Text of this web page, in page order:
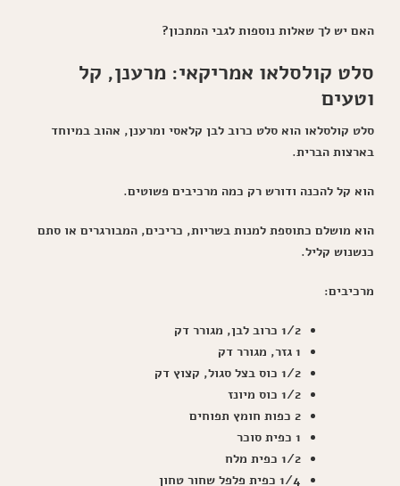
האם יש לך שאלות נוספות לגבי המתכון?
סלט קולסלאו אמריקאי: מרענן, קל
וטעים
סלט קולסלאו הוא סלט כרוב לבן קלאסי ומרענן, אהוב במיוחד
בארצות הברית.
הוא קל להכנה ודורש רק כמה מרכיבים פשוטים.
הוא מושלם כתוספת למנות בשריות, כריכים, המבורגרים או סתם
כנשנוש קליל.
מרכיבים:
1/2 כרוב לבן, מגורר דק
1 גזר, מגורר דק
1/2 כוס בצל סגול, קצוץ דק
1/2 כוס מיונז
2 כפות חומץ תפוחים
1 כפית סוכר
1/2 כפית מלח
1/4 כפית פלפל שחור טחון